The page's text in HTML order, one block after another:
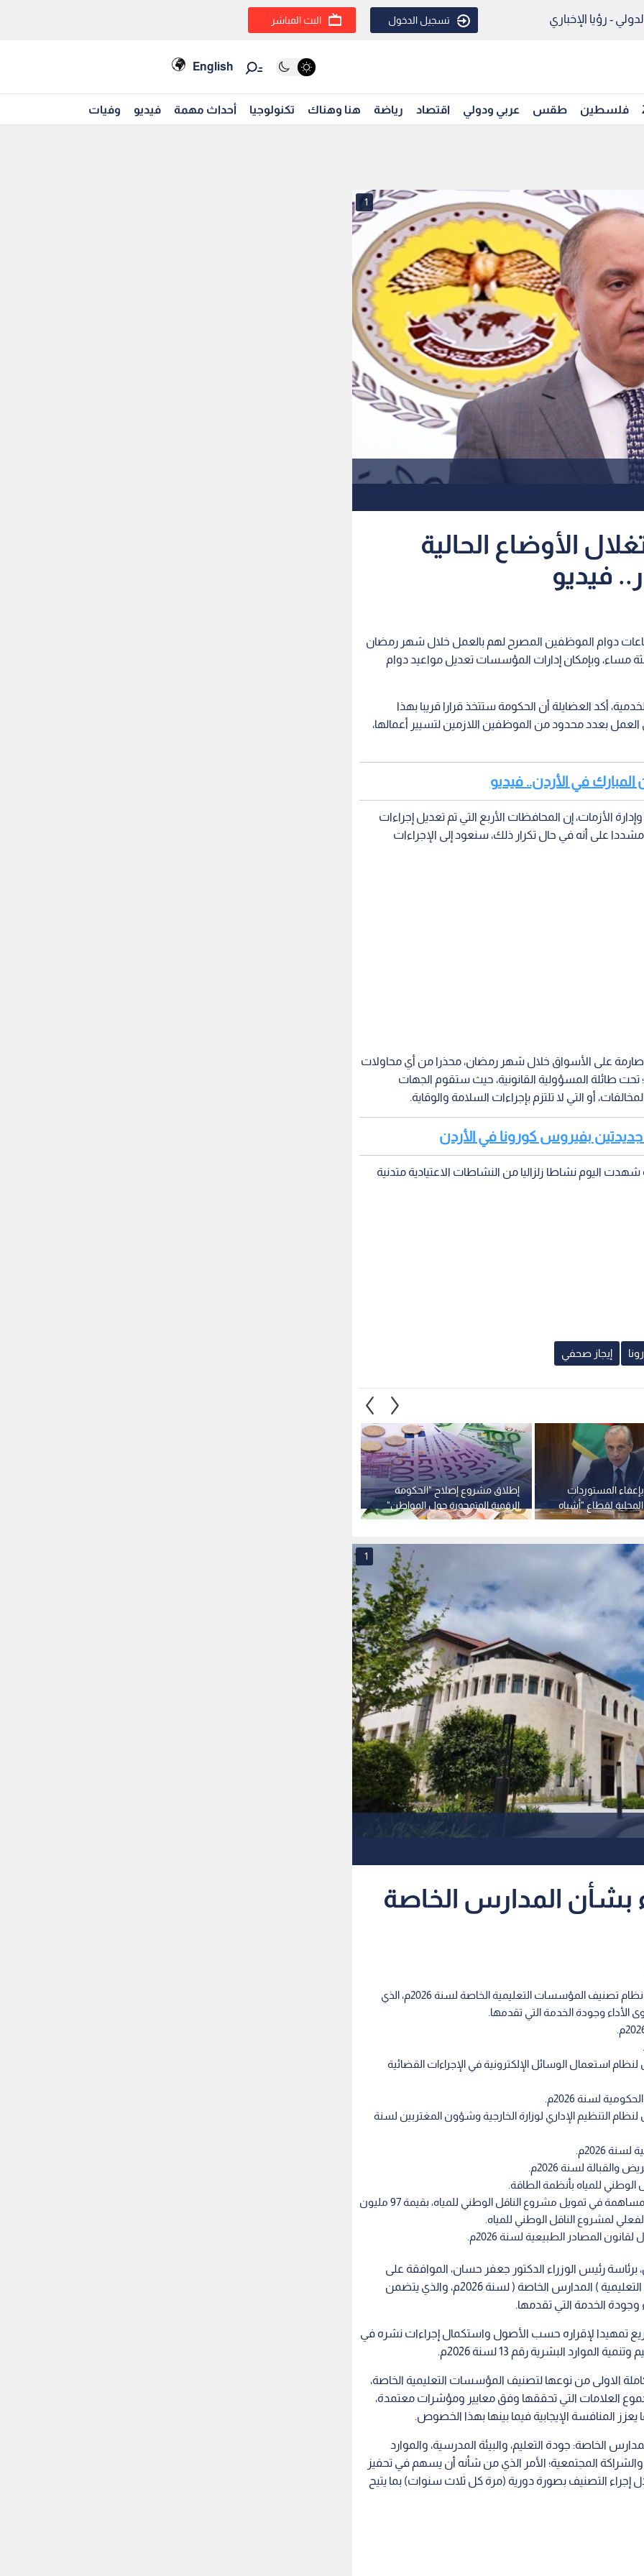
- رؤيا الإخباري تسجيل الدخول البث المباشر
English
فلسطين طقس عربي ودولي اقتصاد رياضة هنا وهناك تكنولوجيا أحداث مهمة فيديو وفيات
1
الأوضاع الحالية
فيديو
ساعات دوام الموظفين المصرح لهم بالعمل خلال شهر رمضان
مساء، وبإمكان إدارات المؤسسات تعديل مواعيد دوام
أكد العضايلة أن الحكومة ستتخذ قرارا قريبا بهذا
بعدد محدود من الموظفين اللازمين لتسيير أعمالها،
في الأردن.. فيديو
الأزمات، إن المحافظات الأربع التي تم تعديل إجراءات
على أنه في حال تكرار ذلك، سنعود إلى الإجراءات
على الأسواق خلال شهر رمضان، محذرا من أي محاولات
تحت طائلة المسؤولية القانونية، حيث ستقوم الجهات
أو التي لا تلتزم بإجراءات السلامة والوقاية.
جديدتين بفيروس كورونا في الأردن
اليوم نشاطا زلزاليا من النشاطات الاعتيادية متدنية
إيجاز صحفي
إطلاق مشروع إصلاح "الحكومة
الرقمية المتمحورة حول المواطن"
بدعم من الحكومة الإيطالية بقيمة
المستوردات
لقطاع "أشباه
ضريبة المبيعات
1
بشأن المدارس الخاصة
مجلس الوزراء يوافق على الأسباب الموجبة لمشروع نظام تصنيف المؤسسات التعليمية الخاصة لسنة 2026م، الذي
وجودة الخدمة التي تقدمها.
استعمال الوسائل الإلكترونية في الإجراءات القضائية
لسنة 2026م.
التنظيم الإداري لوزارة الخارجية وشؤون المغتربين لسنة
2026م.
لسنة 2026م.
الوطني للمياه بأنظمة الطاقة.
الموافقة على اتفاقية مع الوكالة الفرنسية للإنماء؛ للمساهمة في تمويل مشروع الناقل الوطني للمياه، بقيمة 97 مليون
لمشروع الناقل الوطني للمياه.
المصادر الطبيعية لسنة 2026م.
رئيس الوزراء الدكتور جعفر حسان، الموافقة على
الأسباب الموجبة لمشروع نظام تصنيف المؤسسات التعليمية ) المدارس الخاصة ( لسنة 2026م، والذي يتضمن
الخدمة التي تقدمها.
تمهيدا لإقراره حسب الأصول واستكمال إجراءات نشره في
البشرية رقم 13 لسنة 2026م.
الاولى من نوعها لتصنيف المؤسسات التعليمية الخاصة،
العلامات التي تحققها وفق معايير ومؤشرات معتمدة،
المنافسة الإيجابية فيما بينها بهذا الخصوص.
الخاصة: جودة التعليم، والبيئة المدرسية، والموارد
والشراكة المجتمعية؛ الأمر الذي من شأنه أن يسهم في تحفيز
التصنيف بصورة دورية (مرة كل ثلاث سنوات) بما يتيح